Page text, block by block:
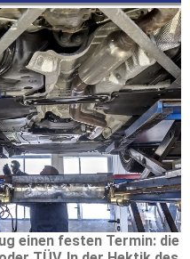
einen festen Termin: die